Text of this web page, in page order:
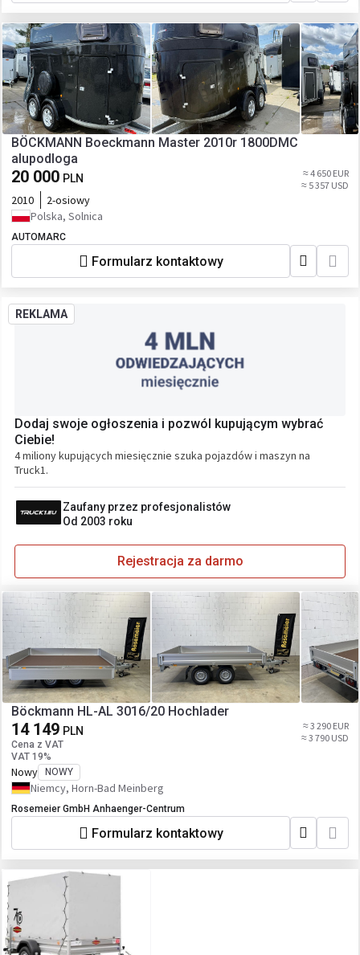
BÖCKMANN Boeckmann Master 2010r 1800DMC
alupodloga
20 000 PLN
≈ 4 650 EUR
≈ 5 357 USD
2010
2-osiowy
Polska, Solnica
AUTOMARC
Formularz kontaktowy
REKLAMA
Dodaj swoje ogłoszenia i pozwól kupującym wybrać
Ciebie!
4 miliony kupujących miesięcznie szuka pojazdów i maszyn na
Truck1.
Zaufany przez profesjonalistów
Od 2003 roku
Rejestracja za darmo
Böckmann HL-AL 3016/20 Hochlader
14 149 PLN
Cena z VAT
VAT 19%
≈ 3 290 EUR
≈ 3 790 USD
Nowy NOWY
Niemcy, Horn-Bad Meinberg
Rosemeier GmbH Anhaenger-Centrum
Formularz kontaktowy